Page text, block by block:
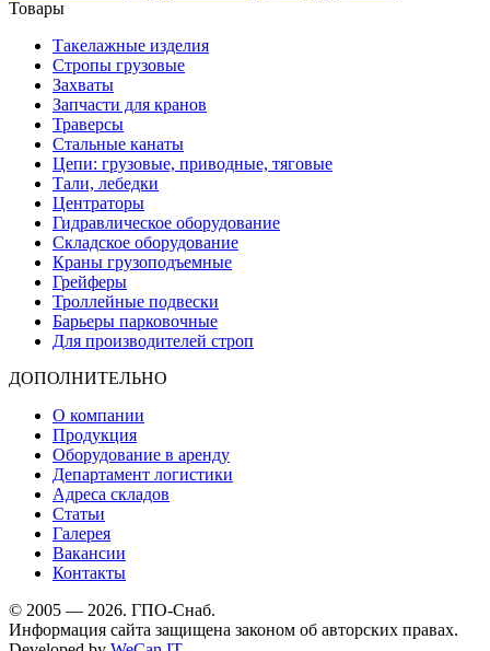
Товары
Такелажные изделия
Стропы грузовые
Захваты
Запчасти для кранов
Траверсы
Стальные канаты
Цепи: грузовые, приводные, тяговые
Тали, лебедки
Центраторы
Гидравлическое оборудование
Складское оборудование
Краны грузоподъемные
Грейферы
Троллейные подвески
Барьеры парковочные
Для производителей строп
ДОПОЛНИТЕЛЬНО
О компании
Продукция
Оборудование в аренду
Департамент логистики
Адреса складов
Статьи
Галерея
Вакансии
Контакты
© 2005 — 2026. ГПО-Снаб.
Информация сайта защищена законом об авторских правах.